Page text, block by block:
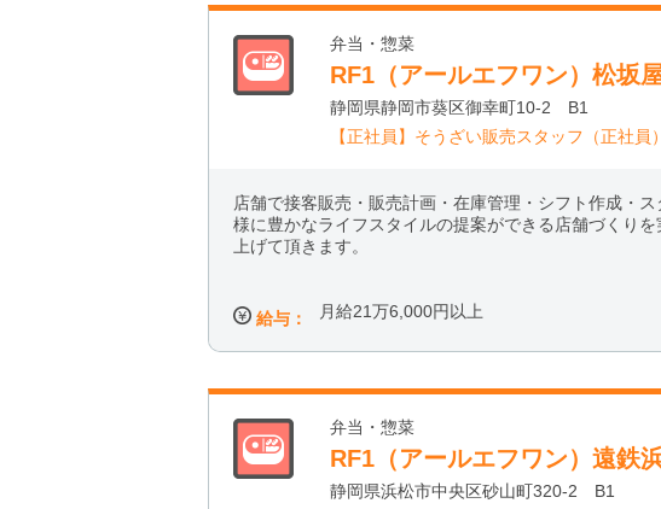
弁当・惣菜
RF1（アールエフワン）松坂
静岡県静岡市葵区御幸町10-2 B1
【正社員】そうざい販売スタッフ（正社員）
店舗で接客販売・販売計画・在庫管理・シフト作成・
様に豊かなライフスタイルの提案ができる店舗づくり
上げて頂きます。
給与： 月給21万6,000円以上
弁当・惣菜
RF1（アールエフワン）遠鉄
静岡県浜松市中央区砂山町320-2 B1